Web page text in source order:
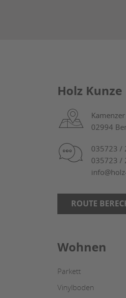
Holz Kunze
02994
035723 /
035723 /
ROUTE
Wohnen
Parkett
Vinylboden